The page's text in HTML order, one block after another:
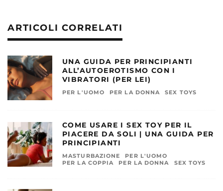
ARTICOLI CORRELATI
UNA GUIDA PER PRINCIPIANTI
ALL’AUTOEROTISMO CON I
VIBRATORI (PER LEI)
PER L'UOMO PER LA DONNA SEX TOYS
COME USARE I SEX TOY PER IL
PIACERE DA SOLI | UNA GUIDA PER
PRINCIPIANTI
MASTURBAZIONE
PER L'UOMO
PER LA COPPIA
PER LA DONNA SEX TOYS